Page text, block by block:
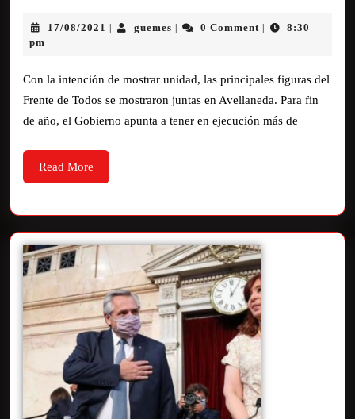
17/08/2021 guemes 0 Comment
8:30
pm
Con la intención de mostrar unidad, las principales figuras del
Frente de Todos se mostraron juntas en Avellaneda. Para fin
de año, el Gobierno apunta a tener en ejecución más de
Read More